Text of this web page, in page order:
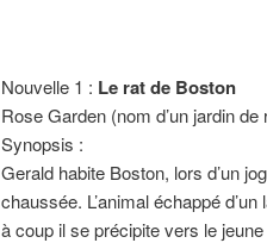
Nouvelle 1 : Le rat de Boston
Rose Garden (nom d’un jardin
Synopsis :
Gerald habite Boston, lors d’un
chaussée. L’animal échappé
à coup il se précipite vers le